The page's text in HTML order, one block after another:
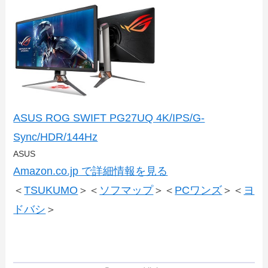
ASUS ROG SWIFT PG27UQ 4K/IPS/G-
Sync/HDR/144Hz
ASUS
Amazon.co.jp で詳細情報を見る
＜TSUKUMO ＞＜ ソフマップ＞＜ PCワンズ ＞＜ ヨ
ドバシ ＞